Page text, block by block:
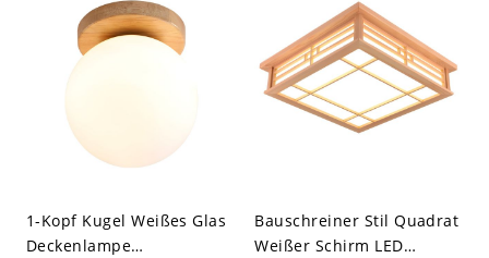
1-Kopf Kugel Weißes Glas
Deckenlampe
Bauschreiner Stil Quadrat
Weißer Schirm LED